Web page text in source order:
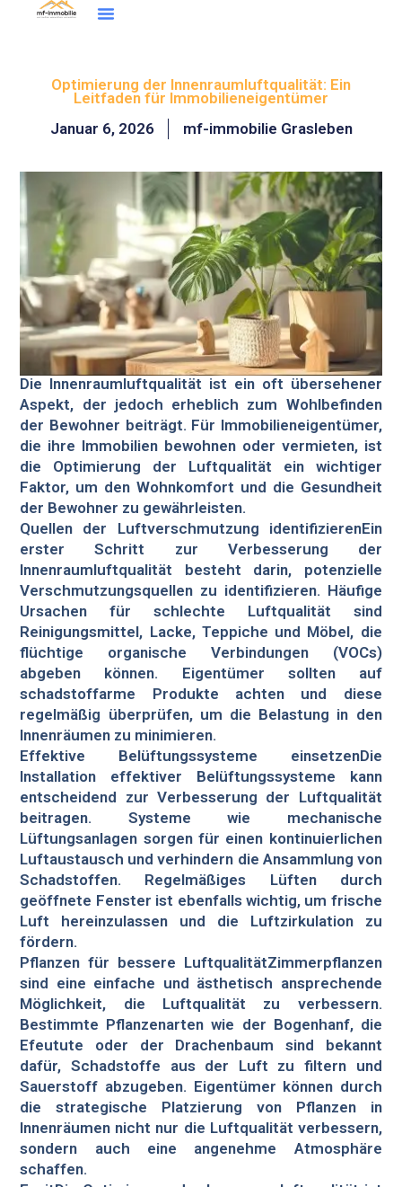
springen
Optimierung der Innenraumluftqualität: Ein
Leitfaden für Immobilieneigentümer
Januar 6, 2026
mf-immobilie Grasleben
Die Innenraumluftqualität ist ein oft übersehener
Aspekt, der jedoch erheblich zum Wohlbefinden
der Bewohner beiträgt. Für Immobilieneigentümer,
die ihre Immobilien bewohnen oder vermieten, ist
die Optimierung der Luftqualität ein wichtiger
Faktor, um den Wohnkomfort und die Gesundheit
der Bewohner zu gewährleisten.
Quellen der Luftverschmutzung identifizierenEin
erster Schritt zur Verbesserung der
Innenraumluftqualität besteht darin, potenzielle
Verschmutzungsquellen zu identifizieren. Häufige
Ursachen für schlechte Luftqualität sind
Reinigungsmittel, Lacke, Teppiche und Möbel, die
flüchtige organische Verbindungen (VOCs)
abgeben können. Eigentümer sollten auf
schadstoffarme Produkte achten und diese
regelmäßig überprüfen, um die Belastung in den
Innenräumen zu minimieren.
Effektive Belüftungssysteme einsetzenDie
Installation effektiver Belüftungssysteme kann
entscheidend zur Verbesserung der Luftqualität
beitragen. Systeme wie mechanische
Lüftungsanlagen sorgen für einen kontinuierlichen
Luftaustausch und verhindern die Ansammlung von
Schadstoffen. Regelmäßiges Lüften durch
geöffnete Fenster ist ebenfalls wichtig, um frische
Luft hereinzulassen und die Luftzirkulation zu
fördern.
Pflanzen für bessere LuftqualitätZimmerpflanzen
sind eine einfache und ästhetisch ansprechende
Möglichkeit, die Luftqualität zu verbessern.
Bestimmte Pflanzenarten wie der Bogenhanf, die
Efeutute oder der Drachenbaum sind bekannt
dafür, Schadstoffe aus der Luft zu filtern und
Sauerstoff abzugeben. Eigentümer können durch
die strategische Platzierung von Pflanzen in
Innenräumen nicht nur die Luftqualität verbessern,
sondern auch eine angenehme Atmosphäre
schaffen.